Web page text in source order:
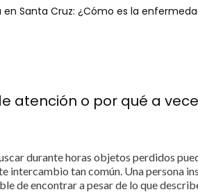
Santa Cruz: ¿Cómo es la
atención o por qué a
durante horas objetos perdidos
intercambio tan común. Una persona
de encontrar a pesar de lo que